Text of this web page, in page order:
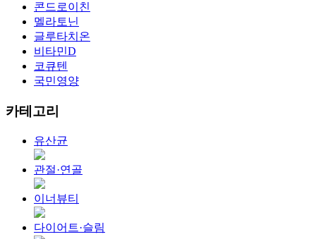
콘드로이친
멜라토닌
글루타치온
비타민D
코큐텐
국민영양
카테고리
유산균
관절·연골
이너뷰티
다이어트·슬림